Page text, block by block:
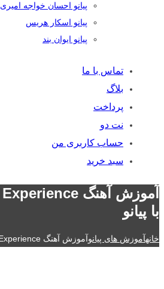
پیانو احسان خواجه امیری
پیانو اسکار هریس
پیانو ایوان بند
تماس با ما
بلاگ
پرداخت
نت دو
حساب کاربری من
سبد خرید
با پیانو
خانهآموزش های پیانوآموزش آهنگ Experience لودویکو اناودی با پیانو